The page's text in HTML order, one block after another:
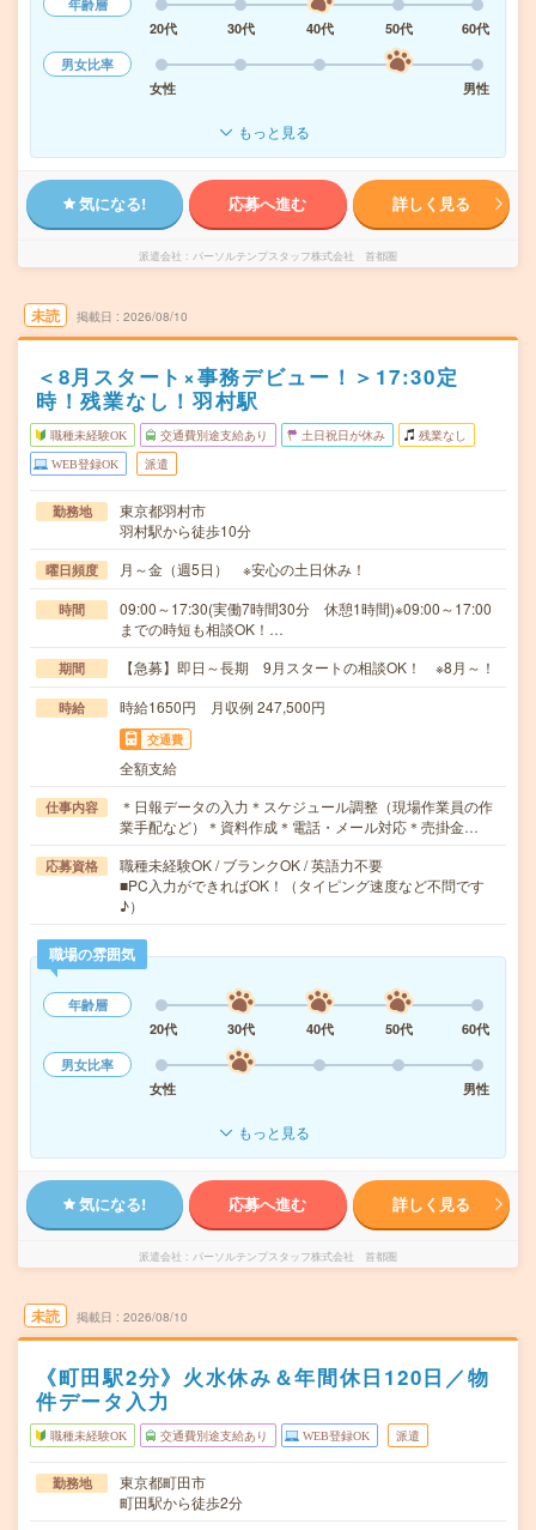
年齢層
20代
30代 40代 50代
60代
男女比率
女性
男性
もっと見る
気になる! 応募へ進む 詳しく見る
派遣会社 パーソルテンプスタッフ株式会社 首都圏
未読 掲載日 2026/08/10
＜8月スタート×事務デビュー！＞17:30定
時！残業なし！羽村駅
職種未経験OK 交通費別途支給あり 土日祝日が休み 残業なし
WEB登録OK 派遣
勤務地
東京都羽村市
羽村駅から徒歩10分
曜日頻度 月～金（週5日） ※安心の土日休み！
時間
09:00～17:30(実働7時間30分 休憩1時間)※09:00～17:00
までの時短も相談OK！…
期間 【急募】即日～長期 9月スタートの相談OK！ ※8月～！
時給 時給1650円 月収例 247,500円
交通費
全額支給
仕事内容
＊日報データの入力＊スケジュール調整（現場作業員の作
業手配など）＊資料作成＊電話・メール対応＊売掛金…
応募資格
職種未経験OK / ブランクOK / 英語力不要
■PC入力ができればOK！（タイピング速度など不問です
♪）
職場の雰囲気
年齢層
20代
30代 40代 50代
60代
男女比率
女性
男性
もっと見る
気になる! 応募へ進む 詳しく見る
派遣会社 パーソルテンプスタッフ株式会社 首都圏
未読 掲載日 2026/08/10
《町田駅2分》火水休み＆年間休日120日／物
件データ入力
職種未経験OK 交通費別途支給あり WEB登録OK 派遣
勤務地
東京都町田市
町田駅から徒歩2分